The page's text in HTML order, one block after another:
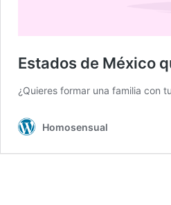
Estados de México
¿Quieres formar una familia con
Homosensual